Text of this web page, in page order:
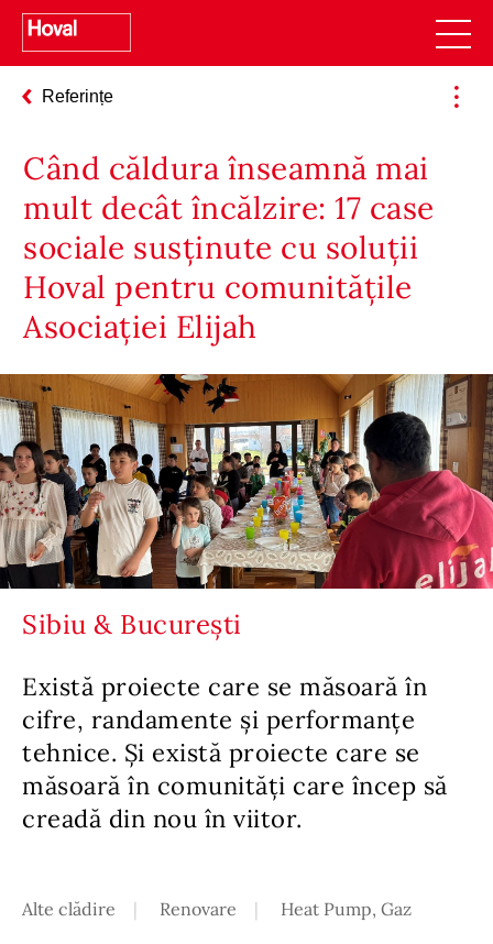
Referințe
Când căldura înseamnă mai
mult decât încălzire: 17 case
sociale susținute cu soluții
Hoval pentru comunitățile
Asociației Elijah
Sibiu & București
Există proiecte care se măsoară în
cifre, randamente și performanțe
tehnice. Și există proiecte care se
măsoară în comunități care încep să
creadă din nou în viitor.
Alte clădire Renovare Heat Pump, Gaz